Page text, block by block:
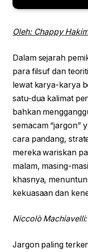
Oleh: Chappy
Dalam sejarah
para filsuf dan
lewat karya-karya
satu-dua kalimat
bahkan
semacam “jargon”
cara pandang,
mereka wariskan
malam, masing-
khasnya,
kekuasaan dan
Niccolò
Jargon paling